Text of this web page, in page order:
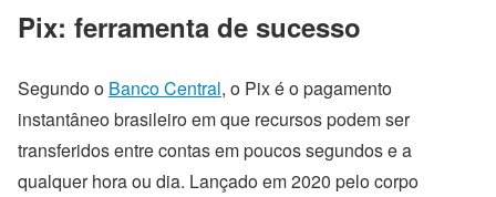
Pix: ferramenta de sucesso
Segundo o Banco Central, o Pix é o pagamento
instantâneo brasileiro em que recursos podem ser
transferidos entre contas em poucos segundos e a
qualquer hora ou dia. Lançado em 2020 pelo corpo